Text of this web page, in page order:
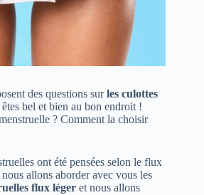
des questions surles culottes
bel et bien au bon endroit !
? Comment la choisir
ont été pensées selon le flux
allons aborder avec vous les
flux léger et nous allons